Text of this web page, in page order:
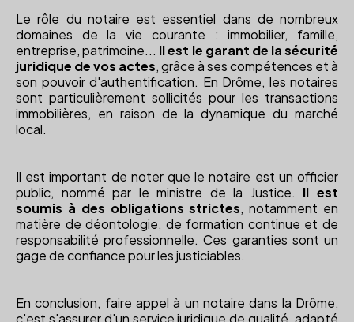
Le rôle du notaire est essentiel dans de nombreux
domaines de la vie courante : immobilier, famille,
entreprise, patrimoine... Il est le garant de la sécurité
juridique de vos actes, grâce à ses compétences et à
son pouvoir d'authentification. En Drôme, les notaires
sont particulièrement sollicités pour les transactions
immobilières, en raison de la dynamique du marché
local.
Il est important de noter que le notaire est un officier
public, nommé par le ministre de la Justice. Il est
soumis à des obligations strictes, notamment en
matière de déontologie, de formation continue et de
responsabilité professionnelle. Ces garanties sont un
gage de confiance pour les justiciables.
En conclusion, faire appel à un notaire dans la Drôme,